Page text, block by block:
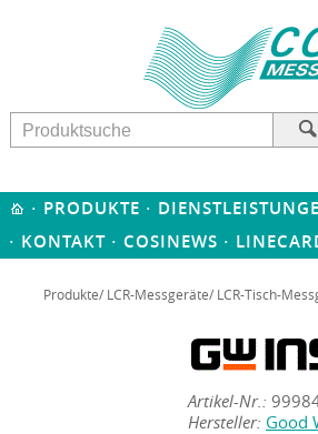
· PRODUKTE ·
· KONTAKT · COSINEWS ·
Produkte/ LCR-Messgeräte/ LCR-Tisch-
Artikel-Nr.:
Hersteller: Good